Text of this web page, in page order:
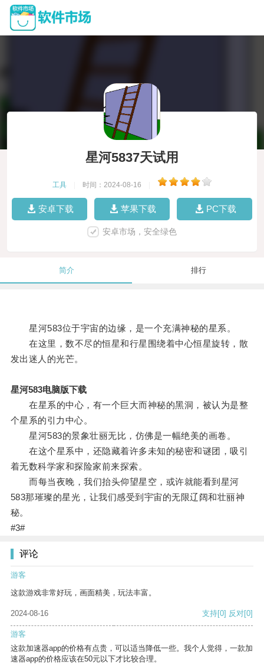
星河5837天试用
工具 时间：2024-08-16
安卓下载 苹果下载 PC下载
安卓市场，安全绿色
简介 排行
星河583位于宇宙的边缘，是一个充满神秘的星系。
在这里，数不尽的恒星和行星围绕着中心恒星旋转，散
发出迷人的光芒。
星河583电脑版下载
在星系的中心，有一个巨大而神秘的黑洞，被认为是整
个星系的引力中心。
星河583的景象壮丽无比，仿佛是一幅绝美的画卷。
在这个星系中，还隐藏着许多未知的秘密和谜团，吸引
着无数科学家和探险家前来探索。
而每当夜晚，我们抬头仰望星空，或许就能看到星河
583那璀璨的星光，让我们感受到宇宙的无限辽阔和壮丽神
秘。
#3#
评论
游客
这款游戏非常好玩，画面精美，玩法丰富。
2024-08-16 支持[0] 反对[0]
游客
这款加速器app的价格有点贵，可以适当降低一些。我个人觉得，一款加
速器app的价格应该在50元以下才比较合理。